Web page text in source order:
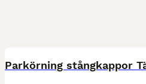
Parkörning stångkappor